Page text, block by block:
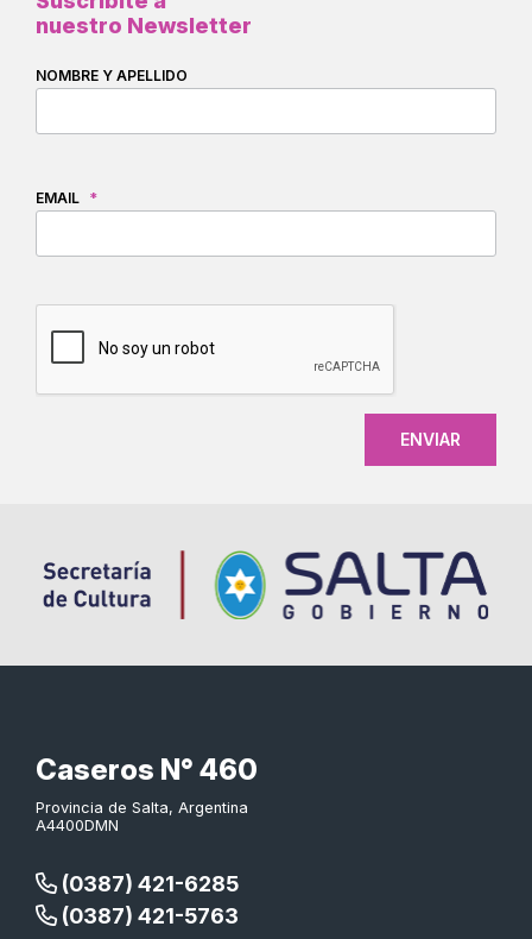
nuestro Newsletter
NOMBRE Y APELLIDO
EMAIL *
Caseros N° 460
Provincia de Salta, Argentina
A4400DMN
(0387) 421-6285
(0387) 421-5763